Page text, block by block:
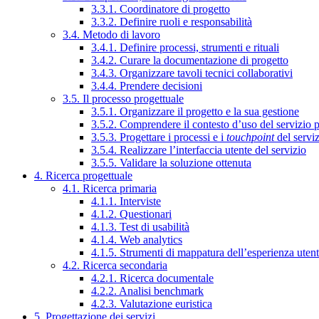
3.3.1. Coordinatore di progetto
3.3.2. Definire ruoli e responsabilità
3.4. Metodo di lavoro
3.4.1. Definire processi, strumenti e rituali
3.4.2. Curare la documentazione di progetto
3.4.3. Organizzare tavoli tecnici collaborativi
3.4.4. Prendere decisioni
3.5. Il processo progettuale
3.5.1. Organizzare il progetto e la sua gestione
3.5.2. Comprendere il contesto d’uso del servizio
3.5.3. Progettare i processi e i touchpointdel
3.5.4. Realizzare l’interfaccia utente del servizio
3.5.5. Validare la soluzione ottenuta
4. Ricerca progettuale
4.1. Ricerca primaria
4.1.1. Interviste
4.1.2. Questionari
4.1.3. Test di usabilità
4.1.4. Web analytics
4.1.5. Strumenti di mappatura dell’esperienza
4.2. Ricerca secondaria
4.2.1. Ricerca documentale
4.2.2. Analisi benchmark
4.2.3. Valutazione euristica
5. Progettazione dei servizi